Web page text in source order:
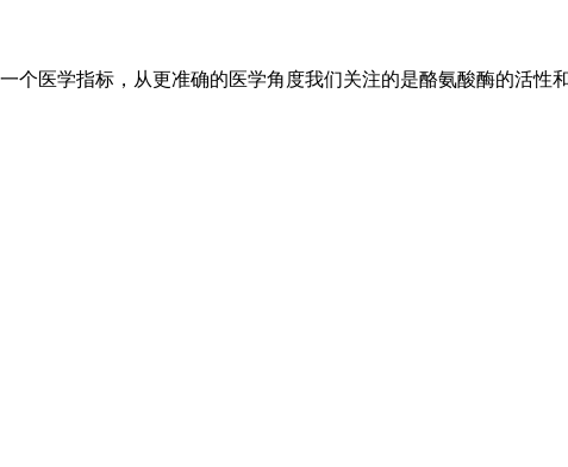
个医学指标，从更准确的医学角度我们关注的是酪氨酸酶的活性